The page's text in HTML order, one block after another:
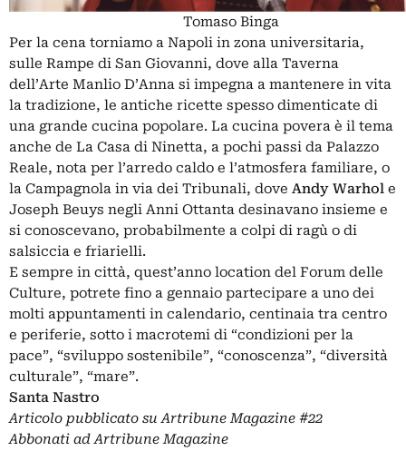
Tomaso Binga
Per la cena torniamo a Napoli in zona universitaria,
sulle Rampe di San Giovanni, dove alla Taverna
dell’Arte Manlio D’Anna si impegna a mantenere in vita
la tradizione, le antiche ricette spesso dimenticate di
una grande cucina popolare. La cucina povera è il tema
anche de La Casa di Ninetta, a pochi passi da Palazzo
Reale, nota per l’arredo caldo e l’atmosfera familiare, o
la Campagnola in via dei Tribunali, dove Andy Warhol e
Joseph Beuys negli Anni Ottanta desinavano insieme e
si conoscevano, probabilmente a colpi di ragù o di
salsiccia e friarielli.
E sempre in città, quest’anno location del Forum delle
Culture, potrete fino a gennaio partecipare a uno dei
molti appuntamenti in calendario, centinaia tra centro
e periferie, sotto i macrotemi di “condizioni per la
pace”, “sviluppo sostenibile”, “conoscenza”, “diversità
culturale”, “mare”.
Santa Nastro
Articolo pubblicato suArtribune Magazine #22
Abbonati ad Artribune Magazine